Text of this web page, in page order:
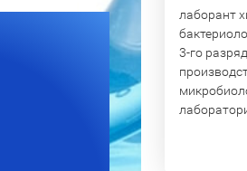
лаборант
3-го